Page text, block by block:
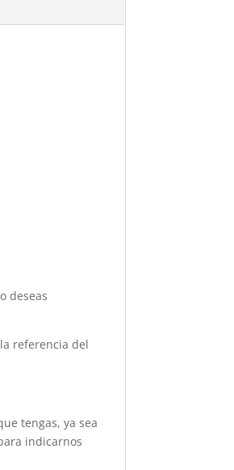
deseas
referencia del
tengas, ya sea
indicarnos